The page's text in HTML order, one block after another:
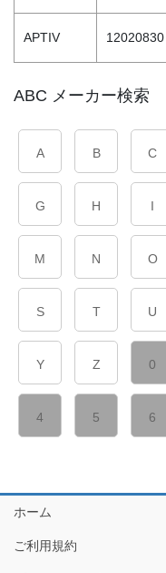
APTIV 12020830
ABC メーカー検索
A B C
G H I
M N O
S T U
Y Z 0
4 5 6
ホーム
ご利用規約